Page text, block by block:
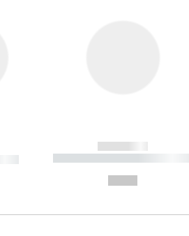
------------
----------- ----------- ----------